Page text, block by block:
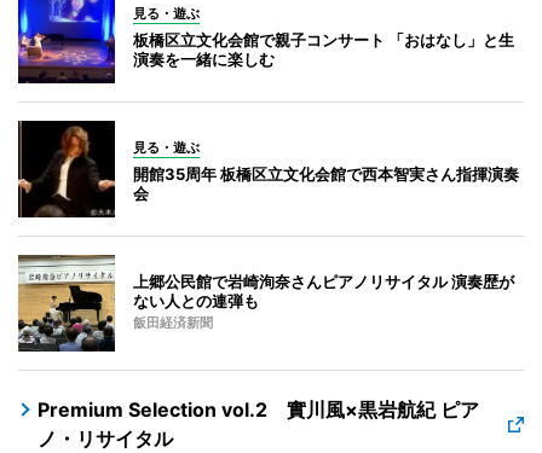
見る・遊ぶ
板橋区立文化会館で親子コンサート 「おはなし」と生
演奏を一緒に楽しむ
見る・遊ぶ
開館35周年 板橋区立文化会館で西本智実さん指揮演奏
会
上郷公民館で岩崎洵奈さんピアノリサイタル 演奏歴が
ない人との連弾も
飯田経済新聞
Premium Selection vol.2 實川風×黒岩航紀 ピア
ノ・リサイタル